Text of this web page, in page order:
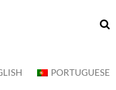
PORTUGUESE